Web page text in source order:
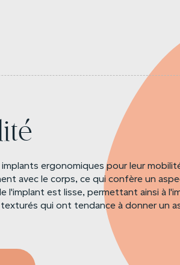
ergonomiques pour leur
avec le corps, ce qui confère un
l'implant est lisse, permettant ainsi à
qui ont tendance à donner un